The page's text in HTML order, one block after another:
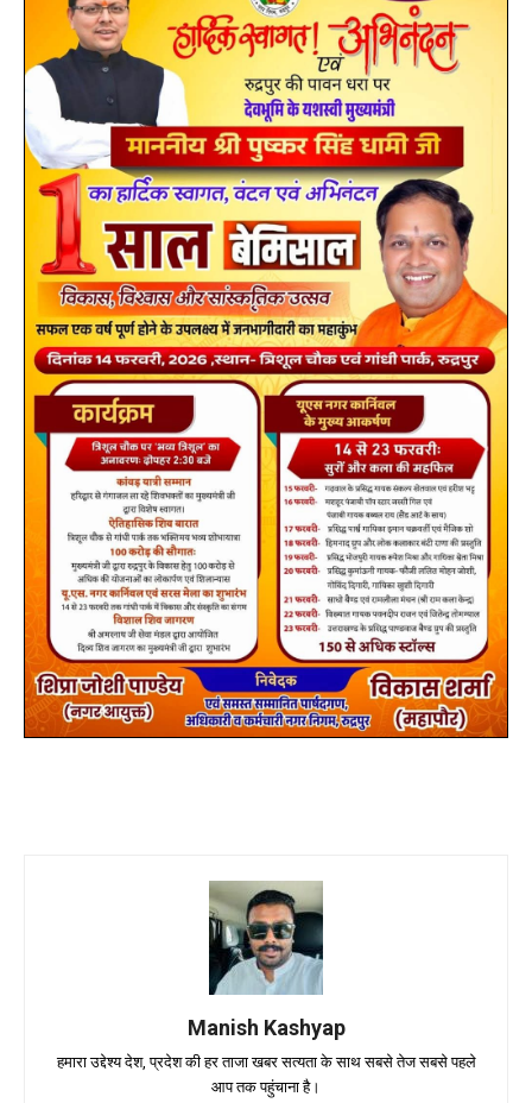
Manish Kashyap
हमारा उद्देश्य देश, प्रदेश की हर ताजा खबर सत्यता के साथ सबसे तेज सबसे पहले
आप तक पहुंचाना है।